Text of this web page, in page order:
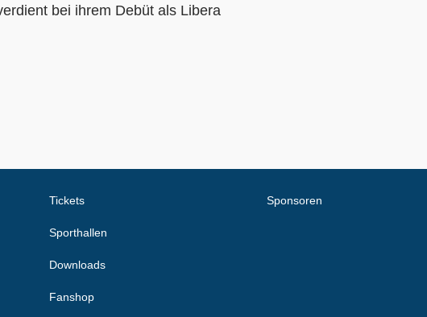
bei ihrem Debüt als Libera
Tickets
Sporthallen
Downloads
Fanshop
Sponsoren